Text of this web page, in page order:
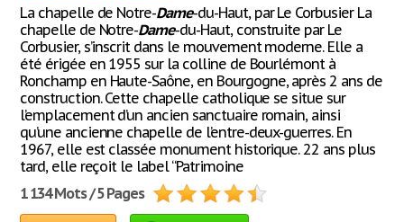
La chapelle de Notre-Dame-du-Haut, par Le Corbusier La
chapelle de Notre-Dame-du-Haut, construite par Le
Corbusier, s’inscrit dans le mouvement moderne. Elle a
été érigée en 1955 sur la colline de Bourlémont à
Ronchamp en Haute-Saône, en Bourgogne, après 2 ans de
construction. Cette chapelle catholique se situe sur
l’emplacement d’un ancien sanctuaire romain, ainsi
qu’une ancienne chapelle de l’entre-deux-guerres. En
1967, elle est classée monument historique. 22 ans plus
tard, elle reçoit le label “Patrimoine
1 134 Mots / 5 Pages